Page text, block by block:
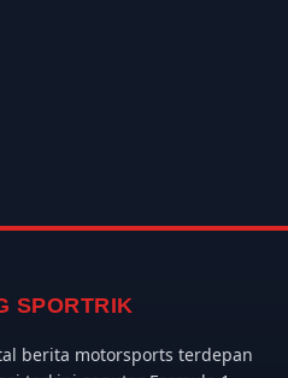
SPORTRIK
berita motorsports terdepan